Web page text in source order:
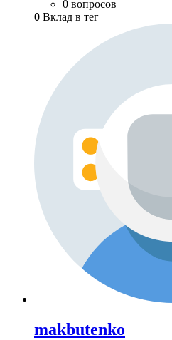
0 вопросов
0 Вклад в тег
makbutenko